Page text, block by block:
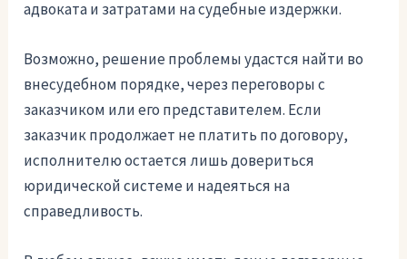
адвоката и затратами на судебные издержки.
Возможно, решение проблемы удастся найти во
внесудебном порядке, через переговоры с
заказчиком или его представителем. Если
заказчик продолжает не платить по договору,
исполнителю остается лишь довериться
юридической системе и надеяться на
справедливость.